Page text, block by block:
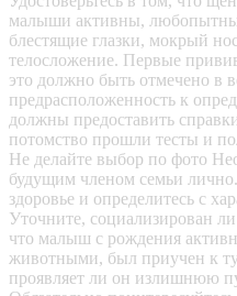
малыши активны,
блестящие глазки, мокрый
телосложение. Первые
это должно быть отмечено в
предрасположенность к
должны предоставить
потомство прошли тесты и
Не делайте выбор по фото
будущим членом семьи
здоровье и определитесь с
Уточните, социализирован
что малыш с рождения
животными, был приучен к
проявляет ли он излишнюю